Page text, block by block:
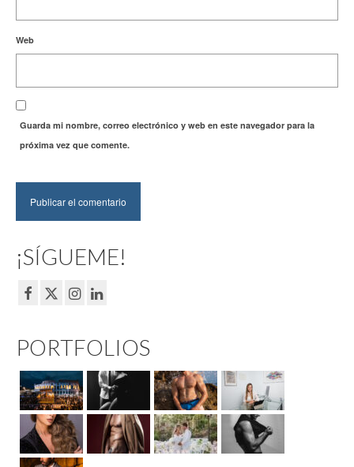
Web
Guarda mi nombre, correo electrónico y web en este navegador para la
próxima vez que comente.
¡SÍGUEME!
PORTFOLIOS